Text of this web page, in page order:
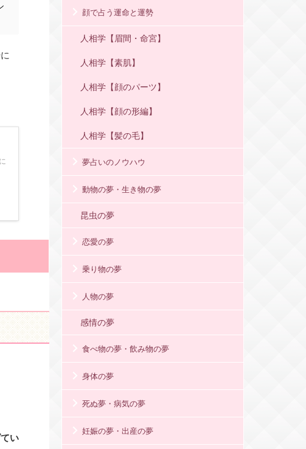
い
顔で占う運命と運勢
人相学【眉間・命宮】
人相学【素肌】
人相学【顔のパーツ】
人相学【顔の形編】
人相学【髪の毛】
夢占いのノウハウ
動物の夢・生き物の夢
昆虫の夢
恋愛の夢
乗り物の夢
人物の夢
感情の夢
食べ物の夢・飲み物の夢
身体の夢
死ぬ夢・病気の夢
妊娠の夢・出産の夢